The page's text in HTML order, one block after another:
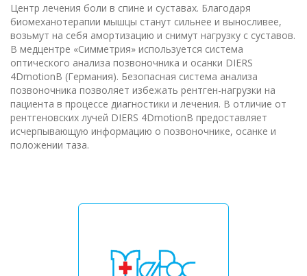
Центр лечения боли в спине и суставах. Благодаря
биомеханотерапии мышцы станут сильнее и выносливее,
возьмут на себя амортизацию и снимут нагрузку с суставов.
В медцентре «Симметрия» используется система
оптического анализа позвоночника и осанки DIERS
4DmotionB (Германия). Безопасная система анализа
позвоночника позволяет избежать рентген-нагрузки на
пациента в процессе диагностики и лечения. В отличие от
рентгеновских лучей DIERS 4DmotionB предоставляет
исчерпывающую информацию о позвоночнике, осанке и
положении таза.